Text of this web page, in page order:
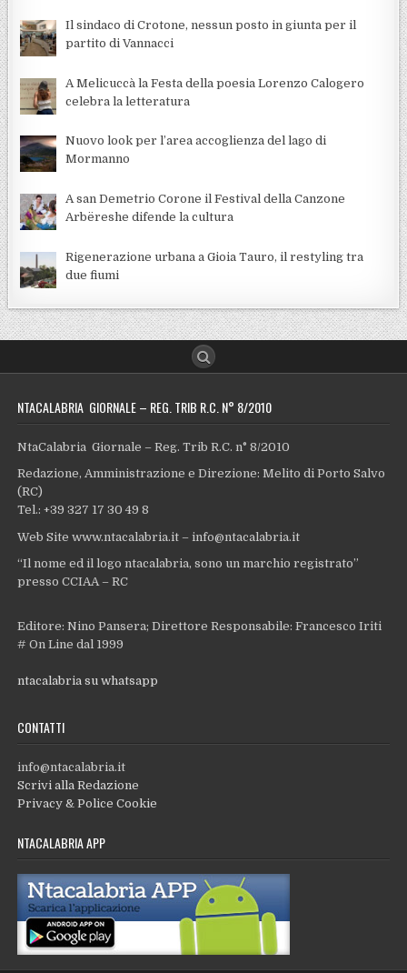
Il sindaco di Crotone, nessun posto in giunta per il
partito di Vannacci
A Melicuccà la Festa della poesia Lorenzo Calogero
celebra la letteratura
Nuovo look per l’area accoglienza del lago di
Mormanno
A san Demetrio Corone il Festival della Canzone
Arbëreshe difende la cultura
Rigenerazione urbana a Gioia Tauro, il restyling tra
due fiumi
NTACALABRIA GIORNALE – REG. TRIB R.C. N° 8/2010
NtaCalabria Giornale – Reg. Trib R.C. n° 8/2010
Redazione, Amministrazione e Direzione: Melito di Porto Salvo
(RC)
Tel.: +39 327 17 30 49 8
Web Site www.ntacalabria.it – info@ntacalabria.it
“Il nome ed il logo ntacalabria, sono un marchio registrato”
presso CCIAA – RC
Editore: Nino Pansera; Direttore Responsabile: Francesco Iriti
# On Line dal 1999
ntacalabria su whatsapp
CONTATTI
info@ntacalabria.it
Scrivi alla Redazione
Privacy & Police Cookie
NTACALABRIA APP